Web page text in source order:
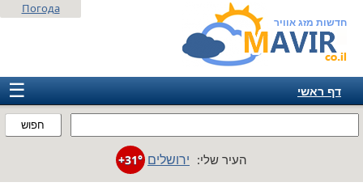
חדשות מזג אוויר
חפוש
Погода
☰
דף ראשי
אמריקה
העיר שלי: ירושלים +31°